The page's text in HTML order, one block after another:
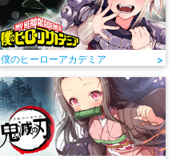
僕のヒーローアカデミア >